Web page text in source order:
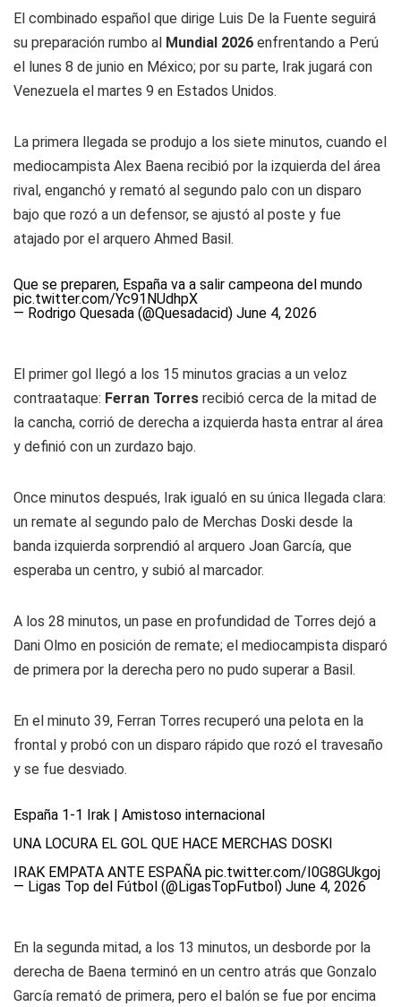
El combinado español que dirige Luis De la Fuente seguirá
su preparación rumbo al Mundial 2026 enfrentando a Perú
el lunes 8 de junio en México; por su parte, Irak jugará con
Venezuela el martes 9 en Estados Unidos.
La primera llegada se produjo a los siete minutos, cuando el
mediocampista Alex Baena recibió por la izquierda del área
rival, enganchó y remató al segundo palo con un disparo
bajo que rozó a un defensor, se ajustó al poste y fue
atajado por el arquero Ahmed Basil.
Que se preparen, España va a salir campeona del mundo
pic.twitter.com/Yc91NUdhpX
— Rodrigo Quesada (@Quesadacid) June 4, 2026
El primer gol llegó a los 15 minutos gracias a un veloz
contraataque: Ferran Torres recibió cerca de la mitad de
la cancha, corrió de derecha a izquierda hasta entrar al área
y definió con un zurdazo bajo.
Once minutos después, Irak igualó en su única llegada clara:
un remate al segundo palo de Merchas Doski desde la
banda izquierda sorprendió al arquero Joan García, que
esperaba un centro, y subió al marcador.
A los 28 minutos, un pase en profundidad de Torres dejó a
Dani Olmo en posición de remate; el mediocampista disparó
de primera por la derecha pero no pudo superar a Basil.
En el minuto 39, Ferran Torres recuperó una pelota en la
frontal y probó con un disparo rápido que rozó el travesaño
y se fue desviado.
España 1-1 Irak | Amistoso internacional
UNA LOCURA EL GOL QUE HACE MERCHAS DOSKI
IRAK EMPATA ANTE ESPAÑA pic.twitter.com/I0G8GUkgoj
— Ligas Top del Fútbol (@LigasTopFutbol) June 4, 2026
En la segunda mitad, a los 13 minutos, un desborde por la
derecha de Baena terminó en un centro atrás que Gonzalo
García remató de primera, pero el balón se fue por encima